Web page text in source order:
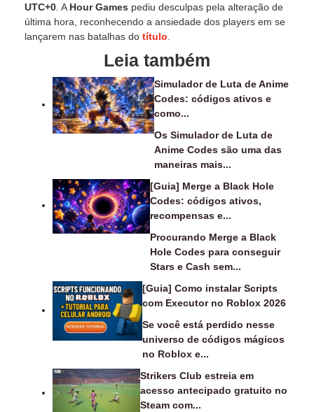
UTC+0 . A Hour Games pediu desculpas pela alteração de
última hora, reconhecendo a ansiedade dos players em se
lançarem nas batalhas do título
Leia também
Simulador de Luta de Anime
Codes: códigos ativos e
como...
Os Simulador de Luta de
Anime Codes são uma das
maneiras mais...
[Guia] Merge a Black Hole
Codes: códigos ativos,
recompensas e...
Procurando Merge a Black
Hole Codes para conseguir
Stars e Cash sem...
[Guia] Como instalar Scripts
com Executor no Roblox 2026
Se você está perdido nesse
universo de códigos mágicos
no Roblox e...
Strikers Club estreia em
acesso antecipado gratuito no
Steam com...